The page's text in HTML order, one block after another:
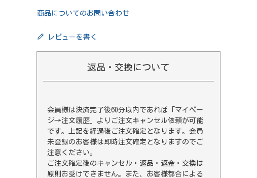
商品についてのお問い合わせ
レビューを書く
返品・交換について
会員様は決済完了後60分以内であれば 「マイペー
ジ→注文履歴」 よりご注文キャンセル依頼が可能
です。上記を経過後ご注文確定となります。会員
未登録のお客様は即時注文確定となりますのでご
注意ください。
ご注文確定後のキャンセル・返品・返金・交換は
原則お受けできません。また、お客様都合による